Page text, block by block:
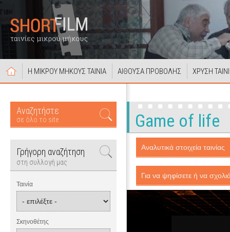
Η ΜΙΚΡΟΥ ΜΗΚΟΥΣ ΤΑΙΝΙΑ ΑΙΘΟΥΣΑ ΠΡΟΒΟΛΗΣ ΧΡΥΣΗ
Αναζητήστε
σε όλο το site
Γρήγορη αναζήτηση
στη συλλογή μας
Ταινία
Σκηνοθέτης
Game of life
Αναλυτικά στοιχεία ταινίας
Για να ψηφίσετε ή να